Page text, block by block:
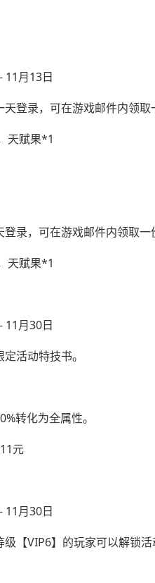
11月13日
登录，可在游戏邮件内领取
天赋果*1
录，可在游戏邮件内领取一
天赋果*1
11月30日
活动特技书。
转化为全属性。
元
11月30日
【VIP6】的玩家可以解锁活